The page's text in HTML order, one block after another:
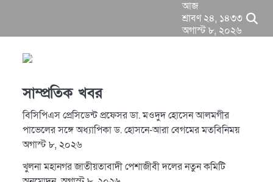
আজ
শ্রাবণ ২৪, ১৪৩৩
অগাস্ট ৮, ২০২৬
সাম্প্রতিক খবর
বিসিপিএস প্রেসিডেন্ট প্রফেসর ডা. মওদুদ হোসেন আলমগীর
পাভেলের সঙ্গে অধ্যাপিকা ড. হোসনে-আরা বেগমের মতবিনিময়
অগাস্ট ৮, ২০২৬
খুলনা মহানগর জাতীয়তাবাদী পেশাজীবী দলের নতুন কমিটি